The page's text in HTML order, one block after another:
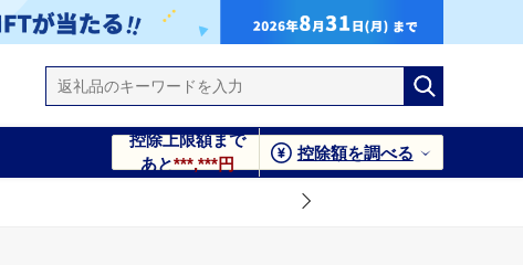
控除上限額まで
あと***,***円
控除額を調べる